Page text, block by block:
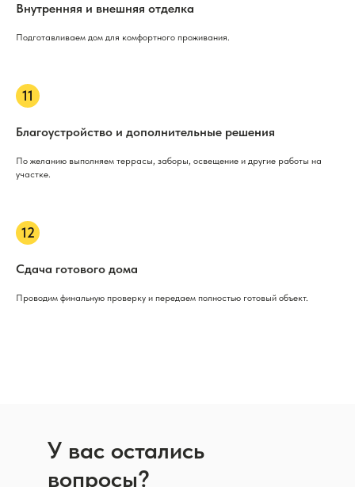
Внутренняя и внешняя отделка
Подготавливаем дом для комфортного проживания.
Благоустройство и дополнительные решения
По желанию выполняем террасы, заборы, освещение и другие работы на
участке.
Сдача готового дома
Проводим финальную проверку и передаем полностью готовый объект.
У вас остались
вопросы?